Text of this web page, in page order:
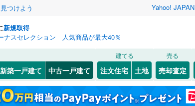
つけよう Yahoo! JAPAN
新規取得
ナスセレクション 人気商品が最大40％
新築一戸建て 中古一戸建て
建てる
注文住宅 土地
売る
売却査定
手 宮城 秋田 山形
札沼線(0)
室蘭本線(0)
富良野線(0)
ーション
リフォーム
築古・築30年以上（5）
検索条件を保存しました
検索条件の新着物件通知は、 マイページから設定できます。